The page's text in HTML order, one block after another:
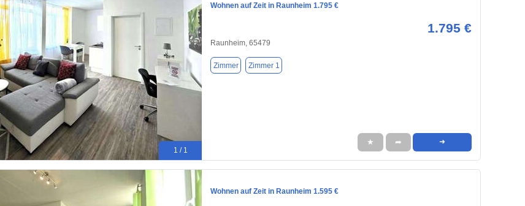
1 / 1
Wohnen auf Zeit in Raunheim 1.795 €
1.795 €
Raunheim, 65479
Zimmer Zimmer 1
★ ➦ ➜
Wohnen auf Zeit in Raunheim 1.595 €